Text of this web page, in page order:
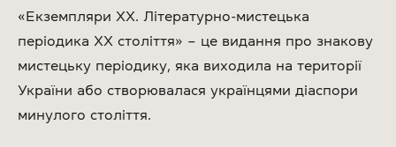
«Екземпляри ХХ. Літературно-мистецька
періодика ХХ століття» – це видання про знакову
мистецьку періодику, яка виходила на території
України або створювалася українцями діаспори
минулого століття.